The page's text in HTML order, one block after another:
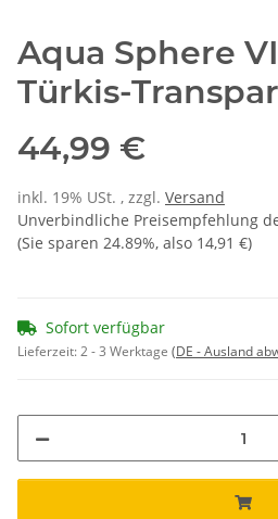
Aqua Sphere
Türkis-
44,99 €
inkl. 19% USt. , zzgl. Versand
Unverbindliche Preisempfehlung
(Sie sparen 24.89%, also 14,91 €)
Sofort verfügbar
Lieferzeit:2 - 3 Werktage (DE - Ausland